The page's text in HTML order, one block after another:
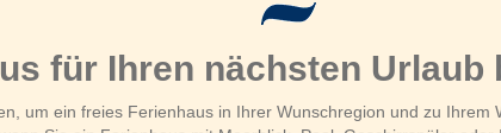
für Ihren nächsten Urlaub
um ein freies Ferienhaus in Ihrer Wunschregion und zu